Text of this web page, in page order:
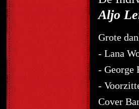
Aljo
Grote
- Lana
- George
-
Cover